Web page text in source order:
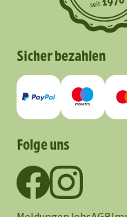
Sicher bezahlen
Folge uns